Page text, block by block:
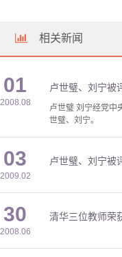
相关新闻
01
2008.08
卢世璧、刘宁被
卢世璧 刘宁经­党中
世璧、刘宁。
03
2009.02
卢世璧、刘宁被
30
2008.06
清华三位教师荣